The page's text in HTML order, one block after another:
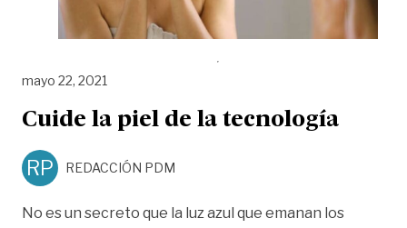
mayo 22, 2021
Cuide la piel de la tecnología
RP REDACCIÓN PDM
No es un secreto que la luz azul que emanan los